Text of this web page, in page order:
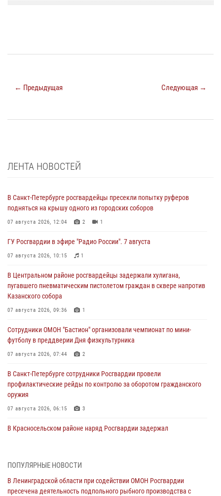
← Предыдущая Следующая →
ЛЕНТА НОВОСТЕЙ
В Санкт-Петербурге росгвардейцы пресекли попытку руферов
подняться на крышу одного из городских соборов
07 августа 2026, 12:04 2 1
ГУ Росгвардии в эфире "Радио России". 7 августа
07 августа 2026, 10:15 1
В Центральном районе росгвардейцы задержали хулигана,
пугавшего пневматическим пистолетом граждан в сквере напротив
Казанского собора
07 августа 2026, 09:36 1
Сотрудники ОМОН "Бастион" организовали чемпионат по мини-
футболу в преддверии Дня физкультурника
07 августа 2026, 07:44 2
В Санкт-Петербурге сотрудники Росгвардии провели
профилактические рейды по контролю за оборотом гражданского
оружия
07 августа 2026, 06:15 3
В Красносельском районе наряд Росгвардии задержал
06 августа 2026, 13:39 1
В Центральном районе росгвардейцы оперативно задержали
хулигана, стрелявшего из пускового устройства рядом с жилыми
ПОПУЛЯРНЫЕ НОВОСТИ
В Ленинградской области при содействии ОМОН Росгвардии
пресечена деятельность подпольного рыбного производства с